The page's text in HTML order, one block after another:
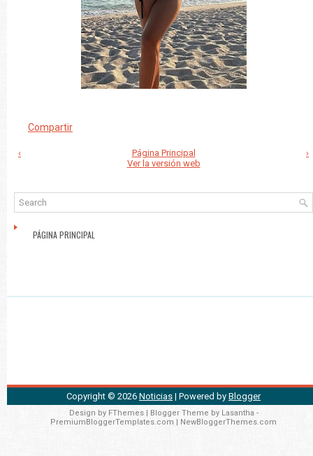
Compartir
‹ ›
Página Principal
Ver la versión web
PÁGINA PRINCIPAL
Copyright © 2026 Noticias | Powered by Blogger
Design by FThemes| Blogger Theme by Lasantha -
PremiumBloggerTemplates.com
NewBloggerThemes.com